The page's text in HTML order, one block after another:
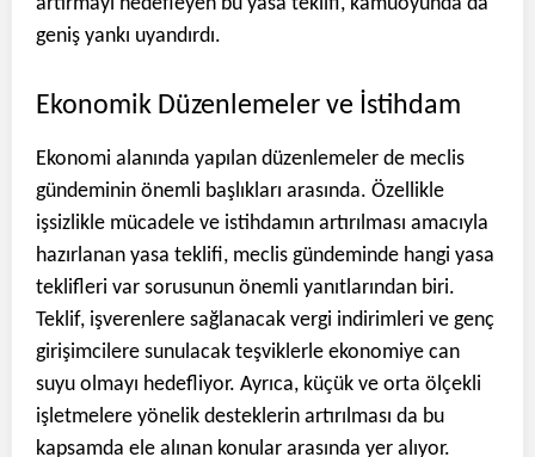
geniş yankı uyandırdı.
Ekonomik Düzenlemeler ve İstihdam
Ekonomi alanında yapılan düzenlemeler de meclis
gündeminin önemli başlıkları arasında. Özellikle
işsizlikle mücadele ve istihdamın artırılması amacıyla
hazırlanan yasa teklifi, meclis gündeminde hangi yasa
teklifleri var sorusunun önemli yanıtlarından biri.
Teklif, işverenlere sağlanacak vergi indirimleri ve genç
girişimcilere sunulacak teşviklerle ekonomiye can
suyu olmayı hedefliyor. Ayrıca, küçük ve orta ölçekli
işletmelere yönelik desteklerin artırılması da bu
kapsamda ele alınan konular arasında yer alıyor.